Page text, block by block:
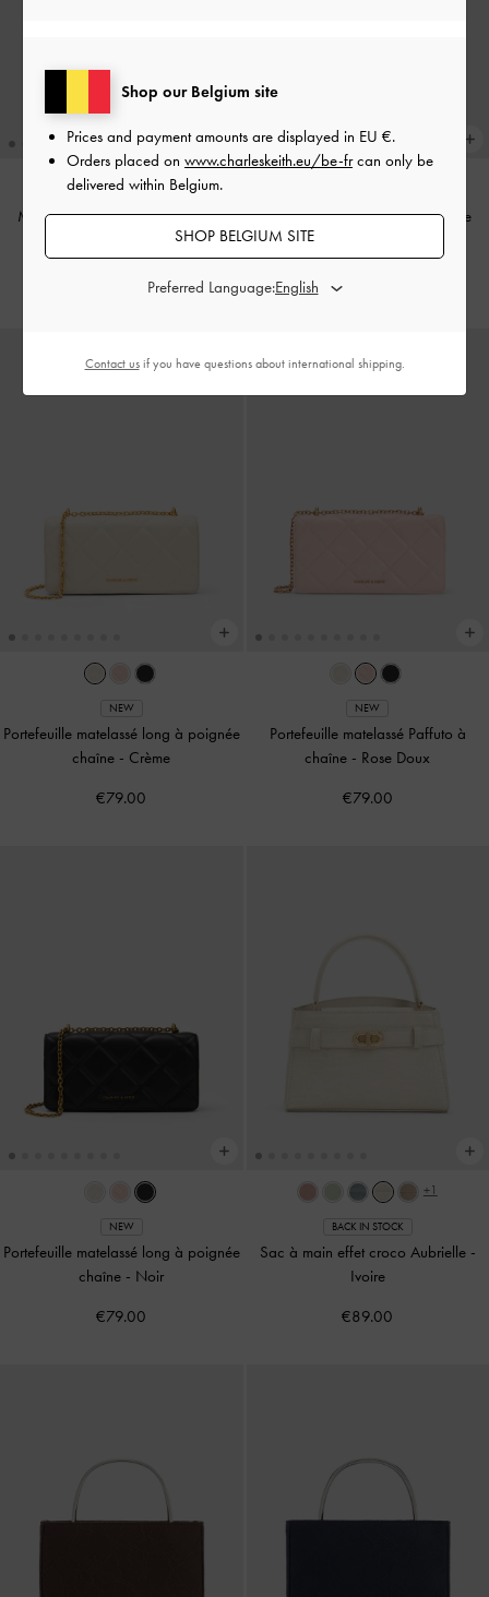
Mini sac à bandoulière à chaîne
Mini sac à bandoulière à chaîne
Agatha
NEW
Portefeuille matelassé long à poignée
chaîne - Crème
€79.00
NEW
Portefeuille matelassé Paffuto à
chaîne - Rose Doux
€79.00
NEW
Portefeuille matelassé long à poignée
chaîne - Noir
€79.00
+1
BACK IN STOCK
Sac à main effet croco Aubrielle -
Ivoire
€89.00
Shop our Belgium site
Prices and payment amounts are displayed in EU €.
Orders placed on www.charleskeith.eu/be-frcan only be
delivered within Belgium.
SHOP BELGIUM SITE
Preferred Language:
Contact usif you have questions about international shipping.